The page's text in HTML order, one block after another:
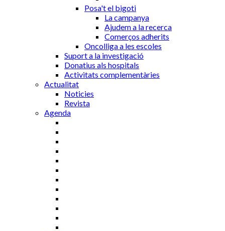
Posa't el bigoti
La campanya
Ajudem a la recerca
Comerços adherits
Oncolliga a les escoles
Suport a la investigació
Donatius als hospitals
Activitats complementàries
Actualitat
Noticies
Revista
Agenda